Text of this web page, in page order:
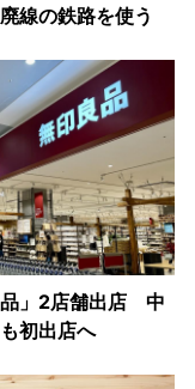
線の鉄路を使う
品」2店舗出店 中
初出店へ